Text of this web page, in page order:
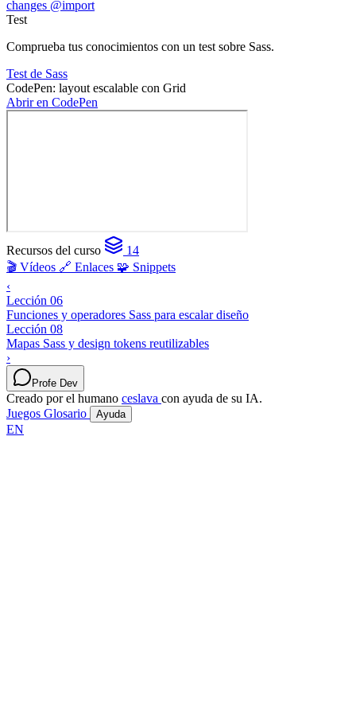
changes @import
Test
Comprueba tus conocimientos con un test sobre Sass.
Test de Sass
CodePen: layout escalable con Grid
Abrir en CodePen
Recursos del curso
14
🎬 Vídeos 🔗 Enlaces 🧩 Snippets
‹
Lección 06
Funciones y operadores Sass para escalar diseño
Lección 08
Mapas Sass y design tokens reutilizables
›
Profe Dev
Creado por el humano ceslava con ayuda de su IA.
Juegos Glosario Ayuda
EN